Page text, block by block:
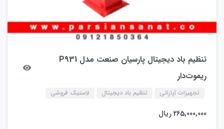
تنظیم باد دیجیتال پارسیان صنعت مدل P931
ریموت‌دار
تجهیزات آپاراتی تنظیم باد دیجیتال لاستیک فروشی
265,000,000ریال